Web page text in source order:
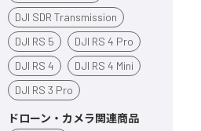
DJI SDR Transmission
DJI RS 5
DJI RS 4 Pro
DJI RS 4
DJI RS 4 Mini
DJI RS 3 Pro
ドローン・カメラ関連商品